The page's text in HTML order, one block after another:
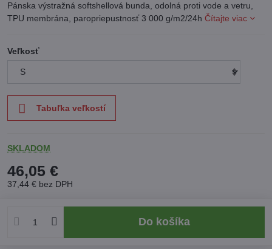
Pánska výstražná softshellová bunda, odolná proti vode a vetru,
TPU membrána, paropriepustnosť 3 000 g/m2/24h Čítajte viac
Veľkosť
Tabuľka veľkostí
SKLADOM
46,05 €
37,44 € bez DPH
Do košíka